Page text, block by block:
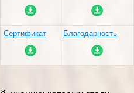
Сертификат Благодарность